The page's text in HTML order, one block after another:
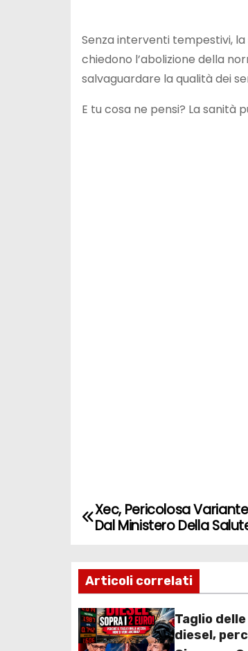
Senza interventi tempestivi,
chiedono l’abolizione della
salvaguardare la qualità dei
E tu cosa ne pensi? La sanità
N
v
i
g
Xec, Pericolosa
Dal Ministero Della
Articoli correlati
Taglio
diesel,